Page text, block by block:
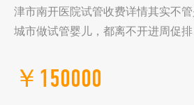
津市南开医院试管收费详情其实不
城市做试管婴儿，都离不开进周促
￥150000